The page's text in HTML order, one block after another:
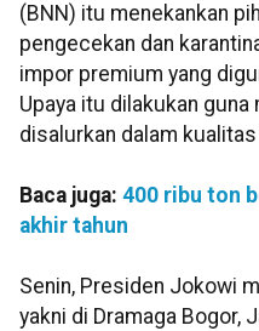
(BNN) itu menekankan
pengecekan dan
impor premium yang
Upaya itu dilakukan
disalurkan dalam
Baca juga: 400 ribu ton
akhir tahun
Senin, Presiden Jokowi
yakni di Dramaga Bogor,